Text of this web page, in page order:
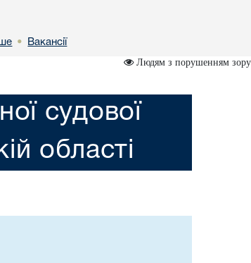
• Вакансії
Людям з порушенням зору
судової
областi